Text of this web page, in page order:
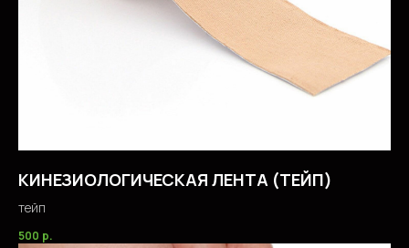
КИНЕЗИОЛОГИЧЕСКАЯ ЛЕНТА (ТЕЙП)
тейп
500 р.